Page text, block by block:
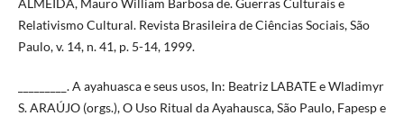
ALMEIDA, Mauro William Barbosa de. Guerras Culturais e
Relativismo Cultural. Revista Brasileira de Ciências Sociais, São
Paulo, v. 14, n. 41, p. 5-14, 1999.
_________. A ayahuasca e seus usos, In: Beatriz LABATE e Wladimyr
S. ARAÚJO (orgs.), O Uso Ritual da Ayahausca, São Paulo, Fapesp e